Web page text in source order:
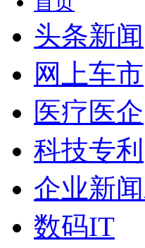
头条新闻
网上车市
医疗医企
科技专利
企业新
数码IT